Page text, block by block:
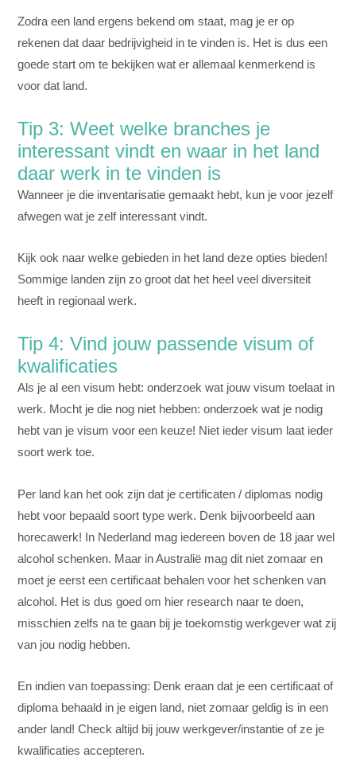
Zodra een land ergens bekend om staat, mag je er op
rekenen dat daar bedrijvigheid in te vinden is. Het is dus een
goede start om te bekijken wat er allemaal kenmerkend is
voor dat land.
Tip 3: Weet welke branches je
interessant vindt en waar in het land
daar werk in te vinden is
Wanneer je die inventarisatie gemaakt hebt, kun je voor jezelf
afwegen wat je zelf interessant vindt.
Kijk ook naar welke gebieden in het land deze opties bieden!
Sommige landen zijn zo groot dat het heel veel diversiteit
heeft in regionaal werk.
Tip 4: Vind jouw passende visum of
kwalificaties
Als je al een visum hebt: onderzoek wat jouw visum toelaat in
werk. Mocht je die nog niet hebben: onderzoek wat je nodig
hebt van je visum voor een keuze! Niet ieder visum laat ieder
soort werk toe.
Per land kan het ook zijn dat je certificaten / diplomas nodig
hebt voor bepaald soort type werk. Denk bijvoorbeeld aan
horecawerk! In Nederland mag iedereen boven de 18 jaar wel
alcohol schenken. Maar in Australië mag dit niet zomaar en
moet je eerst een certificaat behalen voor het schenken van
alcohol. Het is dus goed om hier research naar te doen,
misschien zelfs na te gaan bij je toekomstig werkgever wat zij
van jou nodig hebben.
En indien van toepassing: Denk eraan dat je een certificaat of
diploma behaald in je eigen land, niet zomaar geldig is in een
ander land! Check altijd bij jouw werkgever/instantie of ze je
kwalificaties accepteren.